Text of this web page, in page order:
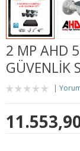
2 MP AHD
GÜVENLIK